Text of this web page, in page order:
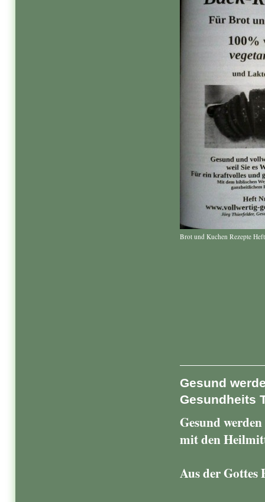
Brot und Kuchen Rezepte
Gesund
Gesundheits
Gesund
mit den
Aus der Gottes